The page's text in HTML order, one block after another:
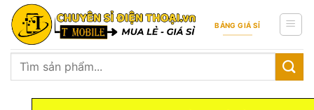
Skip
content
BẢNG GIÁ SỈ
Tìm